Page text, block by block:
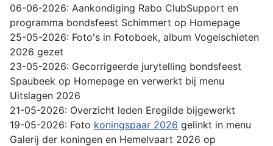
06-06-2026: Aankondiging Rabo ClubSupport en
programma bondsfeest Schimmert op Homepage
25-05-2026: Foto's in Fotoboek, album Vogelschieten
2026 gezet
23-05-2026: Gecorrigeerde jurytelling bondsfeest
Spaubeek op Homepage en verwerkt bij menu
Uitslagen 2026
21-05-2026: Overzicht leden Eregilde bijgewerkt
19-05-2026: Foto koningspaar 2026 gelinkt in menu
Galerij der koningen en Hemelvaart 2026 op